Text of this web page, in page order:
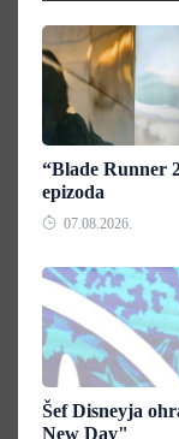
“Blade Runner
epizoda
07.08.2026.
Šef Disneyja
New Day"